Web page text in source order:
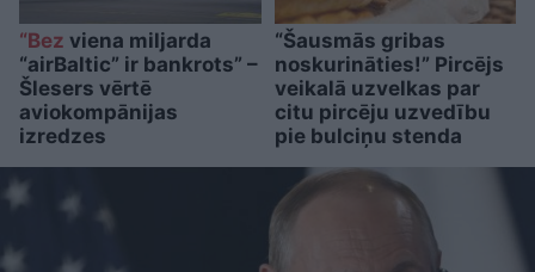
“Bez viena miljarda
“airBaltic” ir bankrots” –
Šlesers vērtē
aviokompānijas
izredzes
“Šausmās gribas
noskurināties!” Pircējs
veikalā uzvelkas par
citu pircēju uzvedību
pie bulciņu stenda